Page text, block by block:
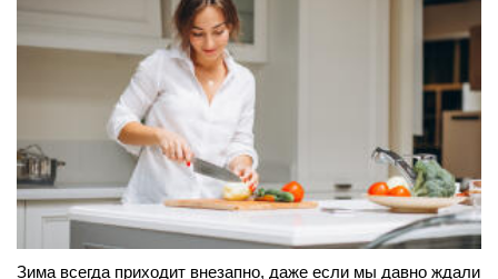
Зима всегда приходит внезапно, даже если мы давно ждали